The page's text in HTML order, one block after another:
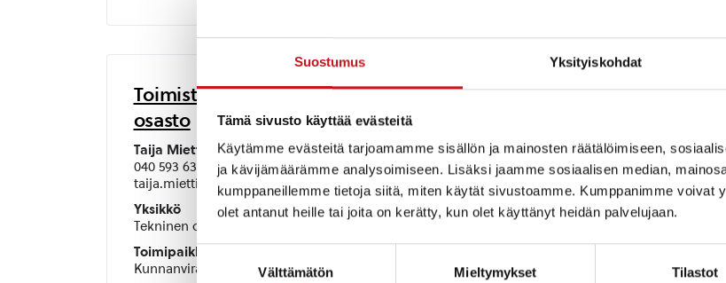
Suostumus Yksityiskohdat
Tämä sivusto käyttää evästeitä
Käytämme evästeitä tarjoamamme sisällön ja mainosten räätälöimiseen,
ja kävijämäärämme analysoimiseen. Lisäksi jaamme sosiaalisen median,
kumppaneillemme tietoja siitä, miten käytät sivustoamme. Kumppanimme voivat
olet antanut heille tai joita on kerätty, kun olet käyttänyt heidän palvelujaan.
Suostumuksen
valinta
Välttämätön Mieltymykset Tilastot
Toimistosihteeri, tekninen
osasto
Taija Miettinen
040 593 6335
taija.miettinen@rautalampi.fi
Yksikkö
Tekninen osasto
Toimipaikka
Kunnanvirasto
Insinööri harjoittelija
0504309198
tiia-riikka.pitkanen@rautalampi.fi
Yksikkö
Tekninen osasto
Kunnanvirasto